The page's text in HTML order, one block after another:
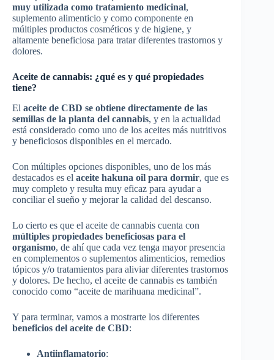
muy utilizada como tratamiento medicinal,
suplemento alimenticio y como componente en
múltiples productos cosméticos y de higiene, y
altamente beneficiosa para tratar diferentes trastornos y
dolores.
Aceite de cannabis: ¿qué es y qué propiedades
tiene?
El aceite de CBD se obtiene directamente de las
semillas de la planta del cannabis, y en la actualidad
está considerado como uno de los aceites más nutritivos
y beneficiosos disponibles en el mercado.
Con múltiples opciones disponibles, uno de los más
destacados es el aceite hakuna oil para dormir, que es
muy completo y resulta muy eficaz para ayudar a
conciliar el sueño y mejorar la calidad del descanso.
Lo cierto es que el aceite de cannabis cuenta con
múltiples propiedades beneficiosas para el
organismo, de ahí que cada vez tenga mayor presencia
en complementos o suplementos alimenticios, remedios
tópicos y/o tratamientos para aliviar diferentes trastornos
y dolores. De hecho, el aceite de cannabis es también
conocido como “aceite de marihuana medicinal”.
Y para terminar, vamos a mostrarte los diferentes
beneficios del aceite de CBD:
Antiinflamatorio: